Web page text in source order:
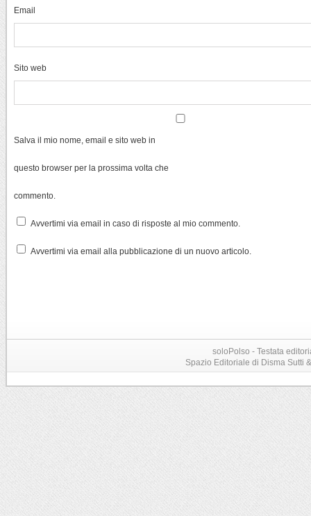
Email
Sito web
Salva il mio nome, email e sito web in
questo browser per la prossima volta che
commento.
Avvertimi via email in caso di risposte al mio commento.
Avvertimi via email alla pubblicazione di un nuovo articolo.
soloPolso - Testata
Spazio Editoriale di Disma Sutti